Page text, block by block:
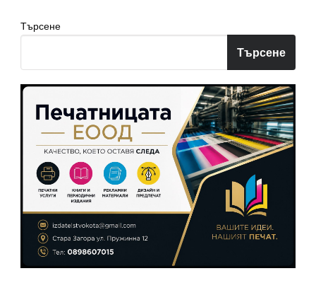
Търсене
Търсене